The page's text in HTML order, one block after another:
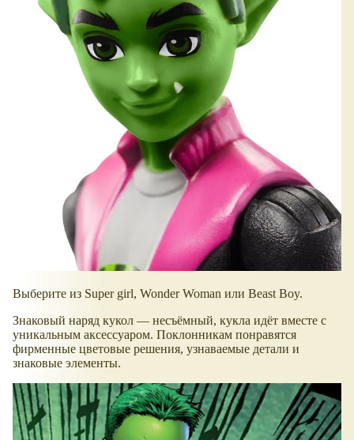
Выберите из Super girl, Wonder Woman или Beast Boy.
Знаковый наряд кукол — несъёмный, кукла идёт вместе с
уникальным аксессуаром. Поклонникам понравятся
фирменные цветовые решения, узнаваемые детали и
знаковые элементы.